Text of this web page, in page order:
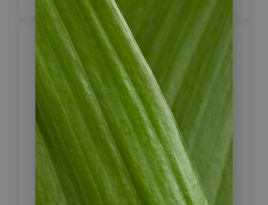
Tarapoto – Lima
Nach einer kurzen Besichtigung von
Tarapoto am Vormittag erkunden Sie
die Umgebung mit seinen
Wasserfällen und Lagunen. Ein
Besuch des Wasserfalls Huacamaíllo
ist für jeden Reisenden ein Muss. Um
zu diesem Wasserfall, einem der